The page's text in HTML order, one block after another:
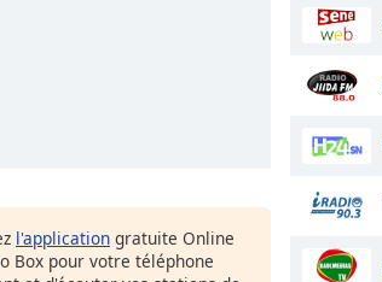
l'application gratuite Online
Box pour votre téléphone